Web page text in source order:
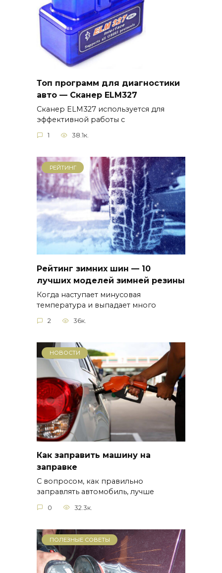
Топ программ для диагностики
авто — Сканер ELM327
Сканер ELM327 используется для
эффективной работы с
1 38.1к.
РЕЙТИНГ
Рейтинг зимних шин — 10
лучших моделей зимней резины
Когда наступает минусовая
температура и выпадает много
2 36к.
НОВОСТИ
Как заправить машину на
заправке
С вопросом, как правильно
заправлять автомобиль, лучше
0 32.3к.
ПОЛЕЗНЫЕ СОВЕТЫ